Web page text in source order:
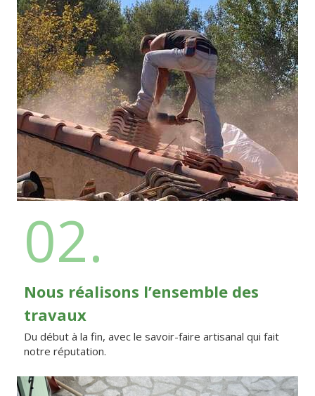
02.
Nous réalisons l’ensemble des
travaux
Du début à la fin, avec le savoir-faire artisanal qui fait
notre réputation.